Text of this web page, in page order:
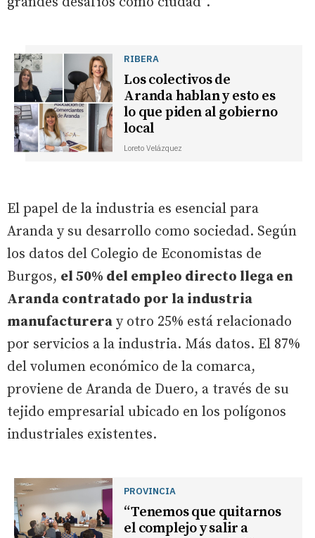
RIBERA
Los colectivos de
Aranda hablan y esto es
lo que piden al gobierno
local
Loreto Velázquez
El papel de la industria es esencial para
Aranda y su desarrollo como sociedad. Según
los datos del Colegio de Economistas de
Burgos, el 50% del empleo directo llega en
Aranda contratado por la industria
manufacturera y otro 25% está relacionado
por servicios a la industria. Más datos. El 87%
del volumen económico de la comarca,
proviene de Aranda de Duero, a través de su
tejido empresarial ubicado en los polígonos
industriales existentes.
PROVINCIA
“Tenemos que quitarnos
el complejo y salir a